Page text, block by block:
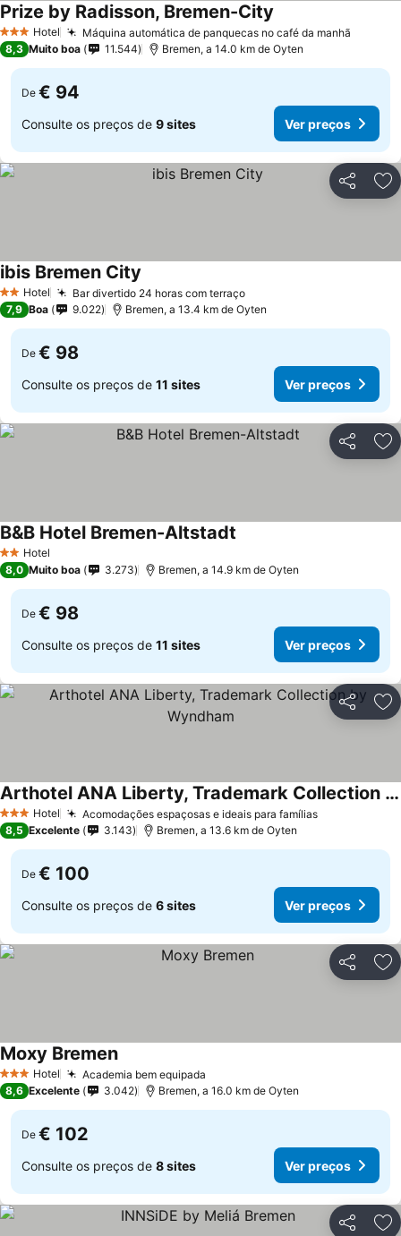
3 EstrelasHotel Máquina automática de panquecas no café da manhã
Prize by Radisson, Bremen-City
8,3 Muito boa 11.544 Bremen, a 14.0 km de Oyten
De € 94
Consulte os preços de 9 sites Ver preços
Partilhar
2 Estrelas
Hotel Bar divertido 24 horas com terraçoVer preços
ibis Bremen City
7,9 Boa 9.022 Bremen, a 13.4 km de Oyten
De € 98
Consulte os preços de 11 sites Ver preços
Partilhar
2 Estrelas
Hotel
B&B Hotel Bremen-Altstadt
8,0 Muito boa 3.273 Bremen, a 14.9 km de Oyten
De € 98
Consulte os preços de 11 sites Ver preços
Partilhar
3 EstrelasHotel Acomodações espaçosas e ideais para famíliasVer preços
Arthotel ANA Liberty, Trademark Collection by Wyndham
Ver preços
8,5 Excelente 3.143 Bremen, a 13.6 km de Oyten
De € 100
Consulte os preços de 6 sites Ver preços
Partilhar
3 EstrelasHotel Academia bem equipada
Moxy BremenVer preços
8,6 Excelente 3.042 Bremen, a 16.0 km de Oyten
De € 102
Consulte os preços de 8 sites Ver preços
Partilhar